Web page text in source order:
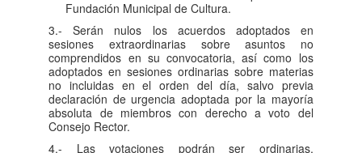
Fundación Municipal de Cultura.
3.- Serán nulos los acuerdos adoptados en
sesiones extraordinarias sobre asuntos no
comprendidos en su convocatoria, así como los
adoptados en sesiones ordinarias sobre materias
no incluidas en el orden del día, salvo previa
declaración de urgencia adoptada por la mayoría
absoluta de miembros con derecho a voto del
Consejo Rector.
4.- Las votaciones podrán ser ordinarias,